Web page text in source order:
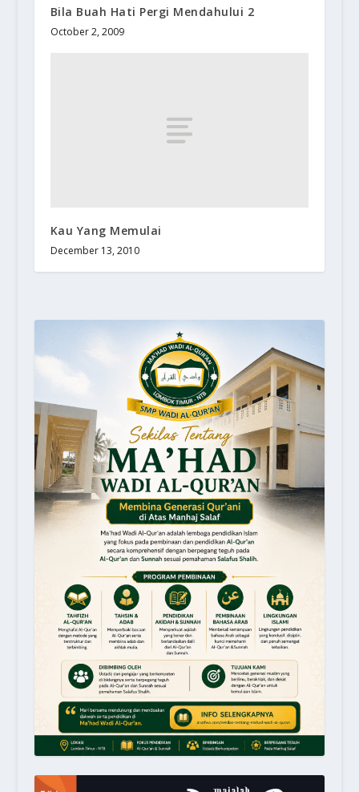
Bila Buah Hati Pergi Mendahului 2
October 2, 2009
Kau Yang Memulai
December 13, 2010